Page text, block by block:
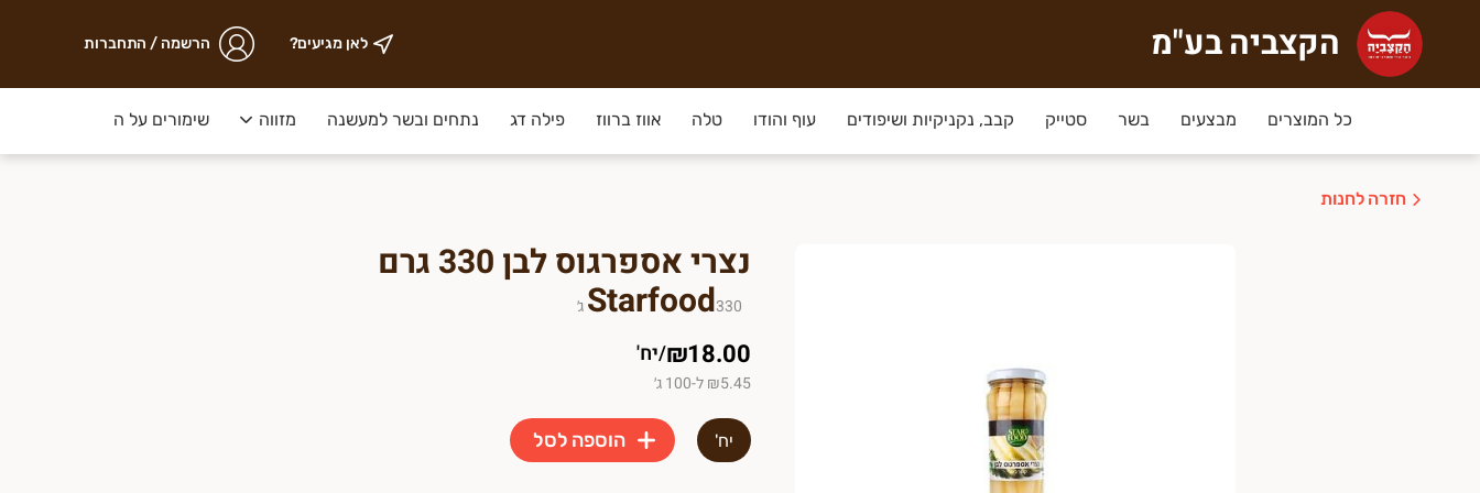
הקצביה בע"מהקצביה בע"מ לאן מגיעים? הרשמה / התחברות
כל המוצרים מבצעים בשר סטייק קבב, נקניקיות ושיפודים עוף והודו טלה אווז ברווז פילה דג נתחים ובשר למעשנה מזווה שימורים על המדף
חזרה לחנות
נצרי אספרגוס לבן 330 גרם
Starfood330 ג׳
₪18.00
/יח'
₪5.45 ל-100 ג׳
יח' הוספה לסל